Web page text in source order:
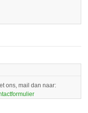
ons, mail dan naar: